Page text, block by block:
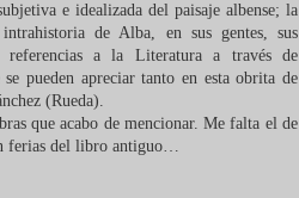
e idealizada del paisaje albense; la
de Alba, en sus gentes, sus
referencias a la Literatura a través de
pueden apreciar tanto en esta obrita de
(Rueda).
que acabo de mencionar. Me falta el de
ferias del libro antiguo…